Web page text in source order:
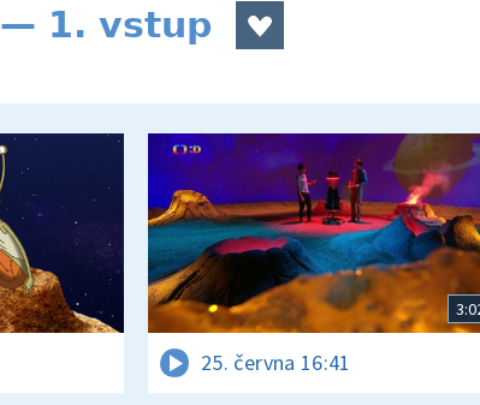
— 1. vstup
25. června 16:41